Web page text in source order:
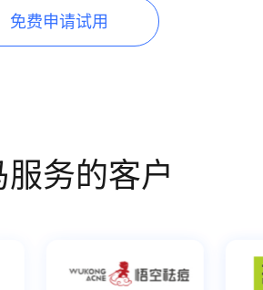
免费申请试用
服务的客户